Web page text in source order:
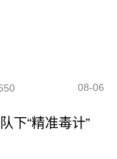
08-06
下“精准毒计”